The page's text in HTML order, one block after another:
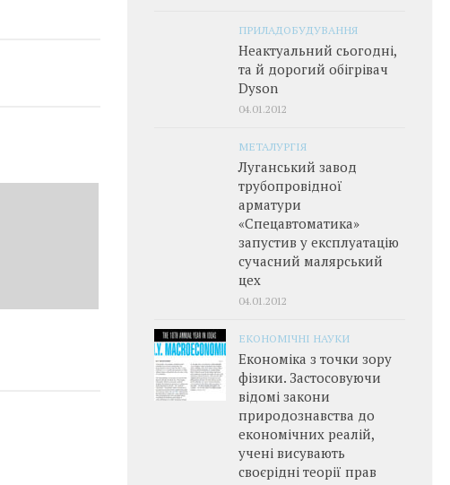
ПРИЛАДОБУДУВАННЯ
Неактуальний сьогодні,
та й дорогий обігрівач
Dyson
04.01.2012
МЕТАЛУРГІЯ
Луганський завод
трубопровідної
арматури
«Спецавтоматика»
запустив у експлуатацію
сучасний малярський
цех
04.01.2012
ЕКОНОМІЧНІ НАУКИ
Економіка з точки зору
фізики. Застосовуючи
відомі закони
природознавства до
економічних реалій,
учені висувають
своєрідні теорії прав